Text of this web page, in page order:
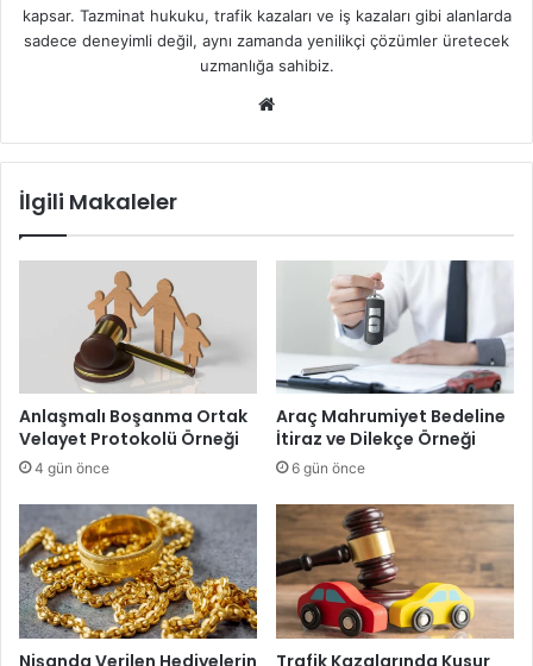
kapsar. Tazminat hukuku, trafik kazaları ve iş kazaları gibi alanlarda
sadece deneyimli değil, aynı zamanda yenilikçi çözümler üretecek
uzmanlığa sahibiz.
sit
İlgili Makaleler
Anlaşmalı Boşanma Ortak
Velayet Protokolü Örneği
4 gün önce
Araç Mahrumiyet Bedeline
İtiraz ve Dilekçe Örneği
6 gün önce